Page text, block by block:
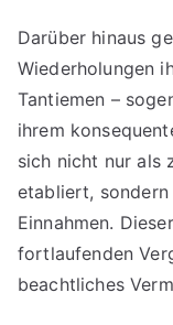
Darüber hinaus
Wiederholungen
Tantiemen –
ihrem
sich nicht nur als
etabliert,
Einnahmen.
fortlaufenden
beachtliches